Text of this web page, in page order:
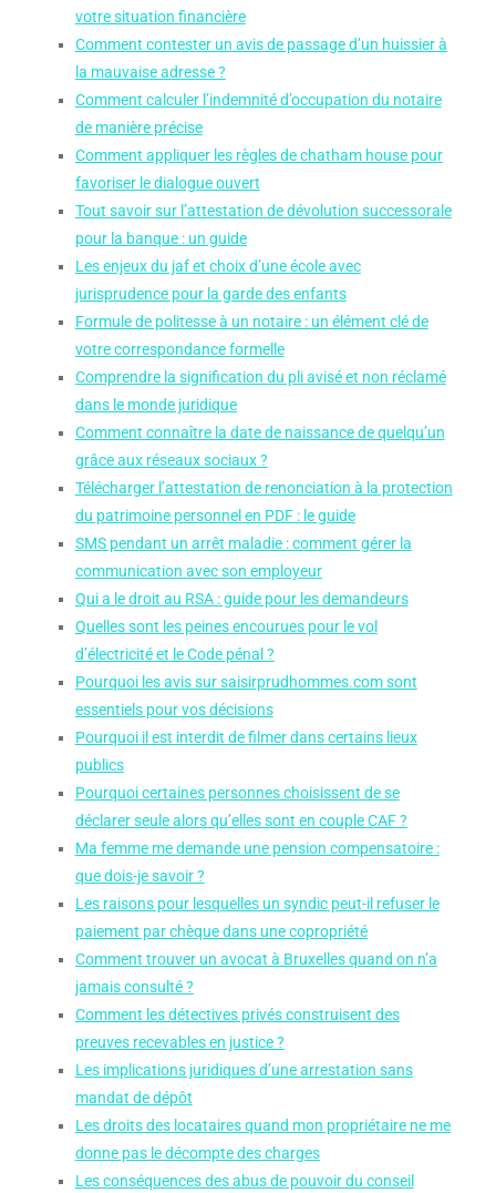
votre situation financière
Comment contester un avis de passage d’un huissier à
la mauvaise adresse ?
Comment calculer l’indemnité d’occupation du notaire
de manière précise
Comment appliquer les règles de chatham house pour
favoriser le dialogue ouvert
Tout savoir sur l’attestation de dévolution successorale
pour la banque : un guide
Les enjeux du jaf et choix d’une école avec
jurisprudence pour la garde des enfants
Formule de politesse à un notaire : un élément clé de
votre correspondance formelle
Comprendre la signification du pli avisé et non réclamé
dans le monde juridique
Comment connaître la date de naissance de quelqu’un
grâce aux réseaux sociaux ?
Télécharger l’attestation de renonciation à la protection
du patrimoine personnel en PDF : le guide
SMS pendant un arrêt maladie : comment gérer la
communication avec son employeur
Qui a le droit au RSA : guide pour les demandeurs
Quelles sont les peines encourues pour le vol
d’électricité et le Code pénal ?
Pourquoi les avis sur saisirprudhommes.com sont
essentiels pour vos décisions
Pourquoi il est interdit de filmer dans certains lieux
publics
Pourquoi certaines personnes choisissent de se
déclarer seule alors qu’elles sont en couple CAF ?
Ma femme me demande une pension compensatoire :
que dois-je savoir ?
Les raisons pour lesquelles un syndic peut-il refuser le
paiement par chèque dans une copropriété
Comment trouver un avocat à Bruxelles quand on n’a
jamais consulté ?
Comment les détectives privés construisent des
preuves recevables en justice ?
Les implications juridiques d’une arrestation sans
mandat de dépôt
Les droits des locataires quand mon propriétaire ne me
donne pas le décompte des charges
Les conséquences des abus de pouvoir du conseil